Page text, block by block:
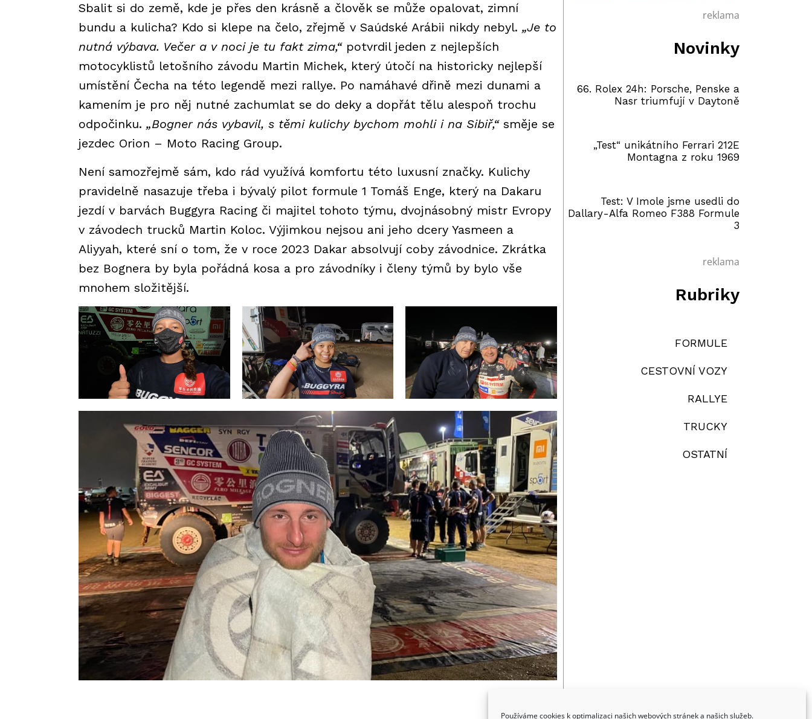
Používáme cookies k optimalizaci našich webových stránek a našich služeb.
Sbalit si do země, kde je přes den krásně a člověk se může opalovat, zimní
bundu a kulicha? Kdo si klepe na čelo, zřejmě v Saúdské Arábii nikdy nebyl. „Je to
nutná výbava. Večer a v noci je tu fakt zima,“ potvrdil jeden z nejlepších
motocyklistů letošního závodu Martin Michek, který útočí na historicky nejlepší
umístění Čecha na této legendě mezi rallye. Po namáhavé dřině mezi dunami a
kamením je pro něj nutné zachumlat se do deky a dopřát tělu alespoň trochu
odpočinku. „Bogner nás vybavil, s těmi kulichy bychom mohli i na Sibiř,“směje se
jezdec Orion – Moto Racing Group.
Není samozřejmě sám, kdo rád využívá komfortu této luxusní značky. Kulichy
pravidelně nasazuje třeba i bývalý pilot formule 1 Tomáš Enge, který na Dakaru
jezdí v barvách Buggyra Racing či majitel tohoto týmu, dvojnásobný mistr Evropy
v závodech trucků Martin Koloc. Výjimkou nejsou ani jeho dcery Yasmeen a
Aliyyah, které sní o tom, že v roce 2023 Dakar absolvují coby závodnice. Zkrátka
bez Bognera by byla pořádná kosa a pro závodníky i členy týmů by bylo vše
mnohem složitější.
reklama
reklama
Novinky
66. Rolex 24h: Porsche, Penske a
Nasr triumfují v Daytoně
„Test“ unikátního Ferrari 212E
Montagna z roku 1969
Test: V Imole jsme usedli do
Dallary-Alfa Romeo F388 Formule
3
reklama
Rubriky
FORMULE
CESTOVNÍ VOZY
RALLYE
TRUCKY
OSTATNÍ